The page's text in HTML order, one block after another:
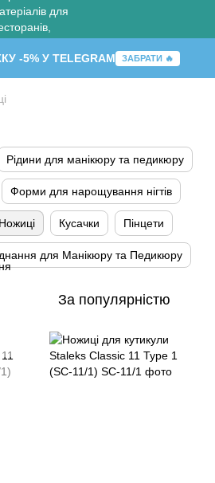
-5% У TELEGRAM ЗАБРАТИ 🔥
Рідини для манікюру та педикюру
Форми для нарощування нігтів
Ножиці Кусачки Пінцети
для Манікюру та Педикюру
За популярністю